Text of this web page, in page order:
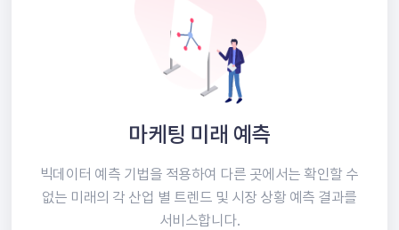
마케팅 미래 예측
빅데이터 예측 기법을 적용하여 다른 곳에서는 확인할 수
없는 미래의 각 산업 별 트렌드 및 시장 상황 예측 결과를
서비스합니다.